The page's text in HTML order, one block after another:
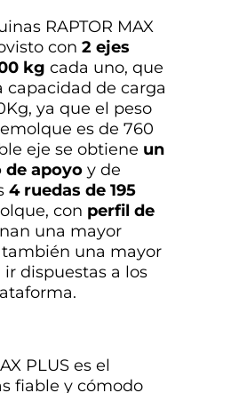
RAPTOR MAX
con 2 ejes
kg cada uno, que
capacidad de carga
ya que el peso
es de 760
eje se obtiene un
apoyo y de
4 ruedas de 195
con perfil de
una mayor
una mayor
dispuestas a los
PLUS es el
fiable y cómodo